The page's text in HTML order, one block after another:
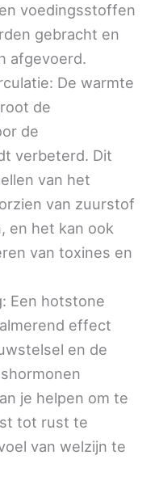
voedingsstoffen
gebracht en
afgevoerd.
De warmte
de
de
verbeterd. Dit
van het
van zuurstof
en het kan ook
van toxines en
Een hotstone
effect
en de
je helpen om te
tot rust te
van welzijn te